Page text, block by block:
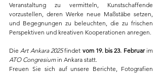
Veranstaltung zu vermitteln, Kunstschaffende
vorzustellen, deren Werke neue Maßstäbe setzen,
und Begegnungen zu beleuchten, die zu frischen
Perspektiven und kreativen Kooperationen anregen.
Die Art Ankara 2025 findet vom 19. bis 23. Februar
ATO Congresium in Ankara statt.
Freuen Sie sich auf unsere Berichte, Fotografien